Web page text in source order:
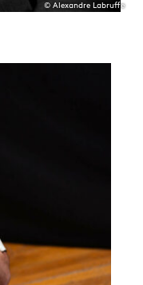
© Alexandre Labruffe